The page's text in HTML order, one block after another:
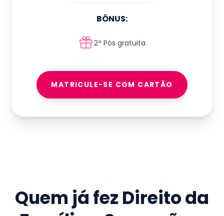
BÔNUS:
2ª Pós gratuita
MATRICULE-SE COM CARTÃO
Quem já fez Direito da